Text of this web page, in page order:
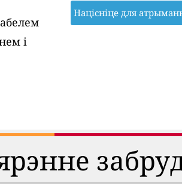
і
Націсніце для